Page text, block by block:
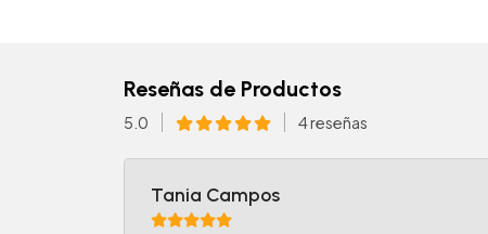
Reseñas de Productos
5.0 4 reseñas
Tania Campos